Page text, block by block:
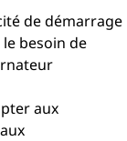
de démarrage
besoin de
aux